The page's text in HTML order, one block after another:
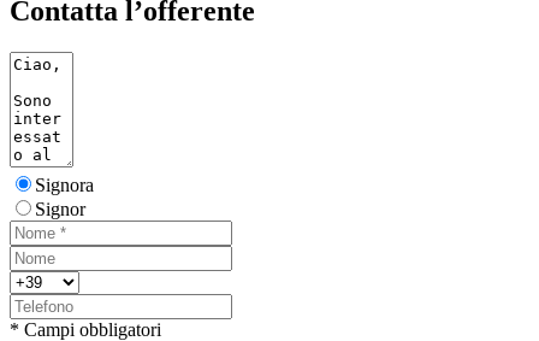
Contatta l’offerente
Signora
Signor
* Campi obbligatori